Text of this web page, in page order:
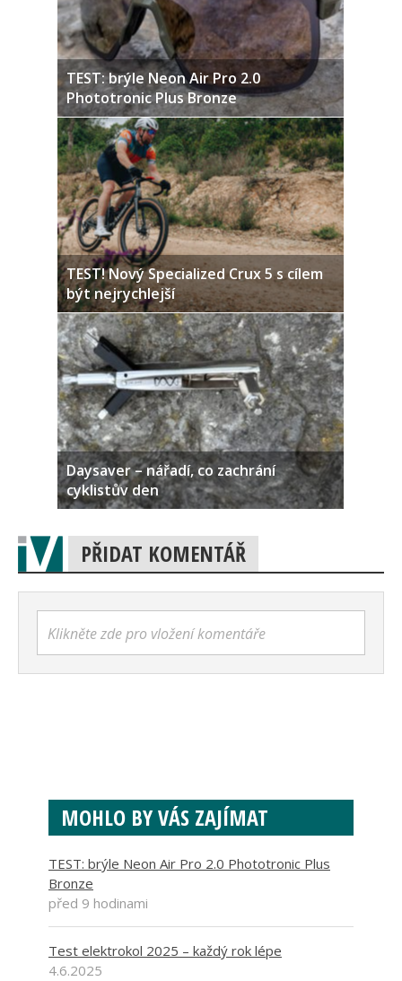
TEST: brýle Neon Air Pro 2.0
Phototronic Plus Bronze
TEST! Nový Specialized Crux 5 s cílem
být nejrychlejší
Daysaver – nářadí, co zachrání
cyklistův den
PŘIDAT KOMENTÁŘ
Klikněte zde pro vložení komentáře
MOHLO BY VÁS ZAJÍMAT
TEST: brýle Neon Air Pro 2.0 Phototronic Plus
Bronze
před 9 hodinami
Test elektrokol 2025 – každý rok lépe
4.6.2025